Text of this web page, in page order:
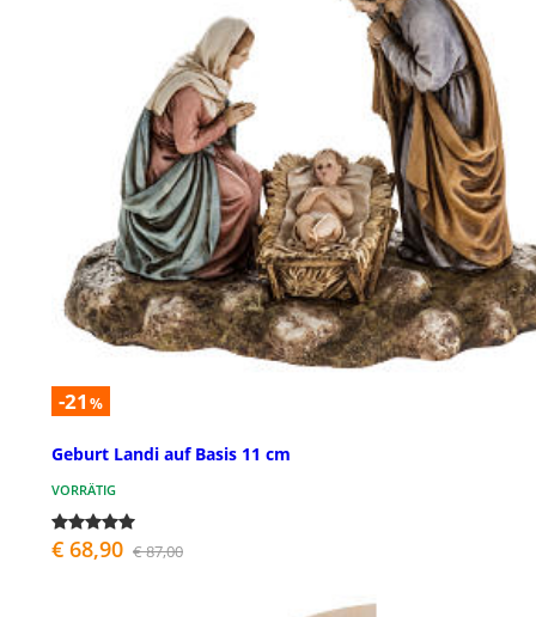
-21 %
Geburt Landi auf Basis 11 cm
VORRÄTIG
€ 68,90 € 87,00